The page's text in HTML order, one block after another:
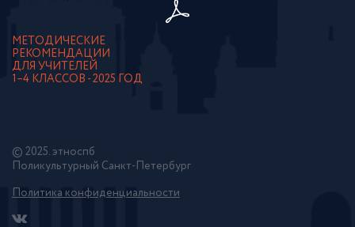
МЕТОДИЧЕСКИЕ
РЕКОМЕНДАЦИИ
ДЛЯ УЧИТЕЛЕЙ
1–4 КЛАССОВ - 2025 ГОД
© 2025. этноспб
Поликультурный Санкт-Петербург
Политика конфиденциальности